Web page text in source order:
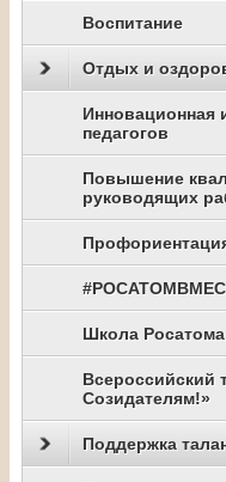
Воспитание
Отдых и
Инновационная
педагогов
Повышение
руководящих
Школа Росатома
Всероссийский
Созидателям!»
Поддержка